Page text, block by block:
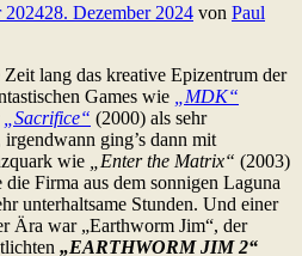
202428. Dezember 2024 von Paul
lang das kreative Epizentrum der
Games wie
„MDK“
„Sacrifice“ (2000) als sehr
irgendwann ging’s dann mit
wie „Enter the Matrix“ (2003)
Firma aus dem sonnigen Laguna
unterhaltsame Stunden. Und einer
Ära war „Earthworm Jim“, der
„EARTHWORM JIM 2“